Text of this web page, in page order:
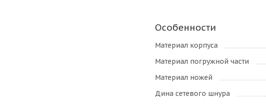
Особенности
Материал корпуса
Материал погружной части
Материал ножей
Дина сетевого шнура